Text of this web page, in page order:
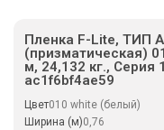
Пленка F-Lite, ТИП
(призматическая)
м, 24,132 кг.,
ac1f6bf4ae59
Цвет010 white (белый)
Ширина (м)0,76